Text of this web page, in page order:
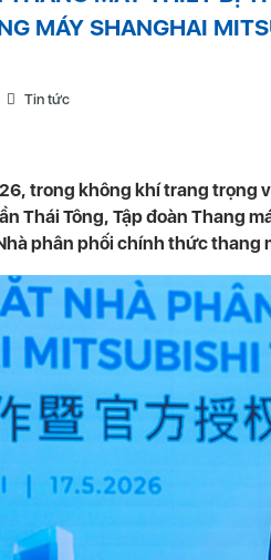
MÁY SHANGHAI
Tin tức
trong không khí trang trọng
Thái Tông, Tập đoàn Thang
phân phối chính thức thang